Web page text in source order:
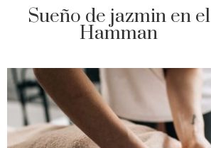
Sueño de jazmin en el
Hamman